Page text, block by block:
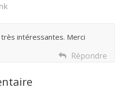
intéressantes. Merci
Répondre